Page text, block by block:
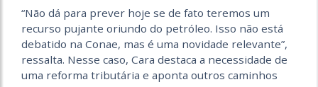
“Não dá para prever hoje se de fato teremos um
recurso pujante oriundo do petróleo. Isso não está
debatido na Conae, mas é uma novidade relevante”,
ressalta. Nesse caso, Cara destaca a necessidade de
uma reforma tributária e aponta outros caminhos